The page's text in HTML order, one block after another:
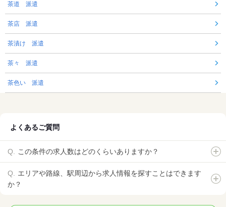
茶道 派遣
茶店 派遣
茶漬け 派遣
茶々 派遣
茶色い 派遣
よくあるご質問
この条件の求人数はどのくらいありますか？
エリアや路線、駅周辺から求人情報を探すことはできます
か？